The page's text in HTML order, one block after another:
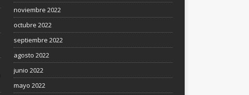
noviembre 2022
octubre 2022
septiembre 2022
agosto 2022
junio 2022
mayo 2022